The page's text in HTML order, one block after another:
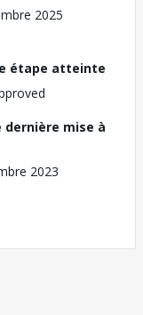
2025
étape atteinte
dernière mise à
2023